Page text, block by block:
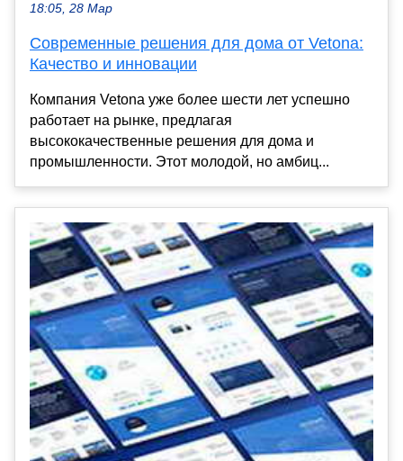
18:05, 28 Мар
Современные решения для дома от Vetona:
Качество и инновации
Компания Vetona уже более шести лет успешно
работает на рынке, предлагая
высококачественные решения для дома и
промышленности. Этот молодой, но амбиц...